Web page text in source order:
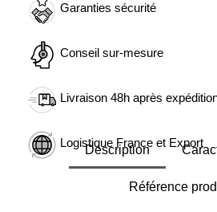
Garanties sécurité
Conseil sur-mesure
Livraison 48h après
Logistique France et Export
Description
Référence